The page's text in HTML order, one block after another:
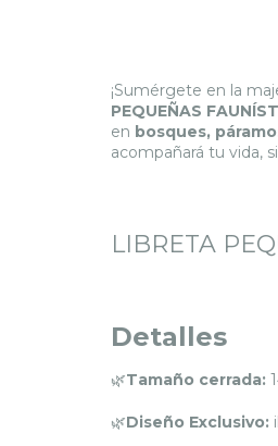
¡Sumérgete en la
PEQUEÑAS
en bosques,
acompañará tu vida,
LIBRETA
Detalles
🌿Tamaño cerrada:
🌿Diseño Exclusivo: